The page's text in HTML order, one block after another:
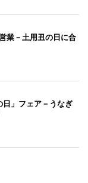
業－土用丑の日に合
」フェア－うなぎ